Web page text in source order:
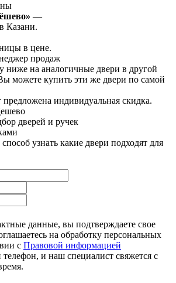
—
Казани.
в цене.
продаж
на аналогичные двери в другой
можете купить эти же двери по самой
индивидуальная скидка.
дверей и ручек
узнать какие двери подходят для
данные, вы подтверждаете свое
на обработку персональных
с Правовой информацией
и наш специалист свяжется с